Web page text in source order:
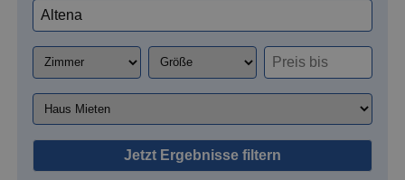
Jetzt Ergebnisse filtern